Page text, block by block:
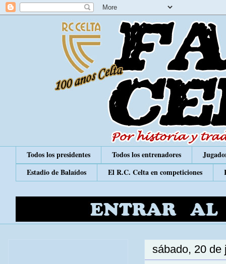
Todos los presidentes Todos los entrenadores
Estadio de Balaídos
El R.C. Celta en competiciones
sábado, 20 de